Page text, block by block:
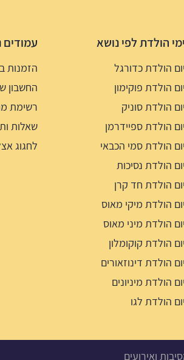
ימי הולדת לפי נושא
יום הולדת כדורגל
יום הולדת פוקימון
יום הולדת סוניק
יום הולדת ספיידרמן
יום הולדת סמי הכבאי
יום הולדת נסיכות
יום הולדת חד קרן
יום הולדת מיקי מאוס
יום הולדת מיני מאוס
יום הולדת קוקומלון
יום הולדת דינוזאורים
יום הולדת מיניונים
יום הולדת לגו
עמודים
הזמנות
החשבון
רשימת
שאלות
לחגוג